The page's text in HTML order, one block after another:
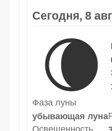
Сегодня, 8
🌘
Фаза луны
убывающая луна
Освещенность